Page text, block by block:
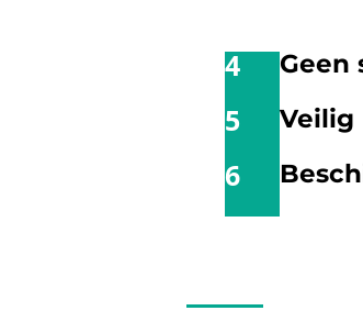
4 Geen
5 Veilig
6